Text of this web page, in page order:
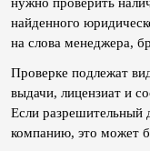
нужно проверить
найденного
на слова менеджера,
Проверке подлежат
выдачи, лицензиат и
Если
компанию, это может